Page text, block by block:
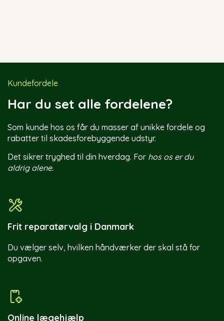
Kundefordele
Har du set alle fordelene?
Som kunde hos os får du masser af unikke fordele og
rabatter til skadesforebyggende udstyr.
Det sikrer tryghed til din hverdag. For hos os er du
aldrig alene.
Frit reparatørvalg i Danmark
Du vælger selv, hvilken håndværker der skal stå for
opgaven.
Online lægehjælp